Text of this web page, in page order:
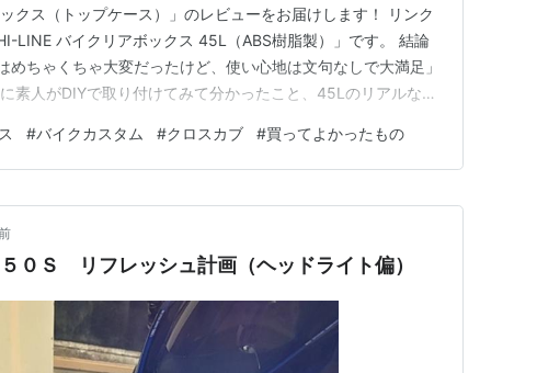
クス（トップケース）」のレビューをお届けします！ リンク
LINE バイクリアボックス 45L（ABS樹脂製）」です。 結論
めちゃくちゃ大変だったけど、使い心地は文句なしで大満足」
素人がDIYで取り付けてみて分かったこと、45Lのリアルな収
付け作業ですが、結論から言うとめちゃくちゃ大変でし
#バイクカスタム #クロスカブ #買ってよかったもの
０Ｓ リフレッシュ計画（ヘッドライト偏）